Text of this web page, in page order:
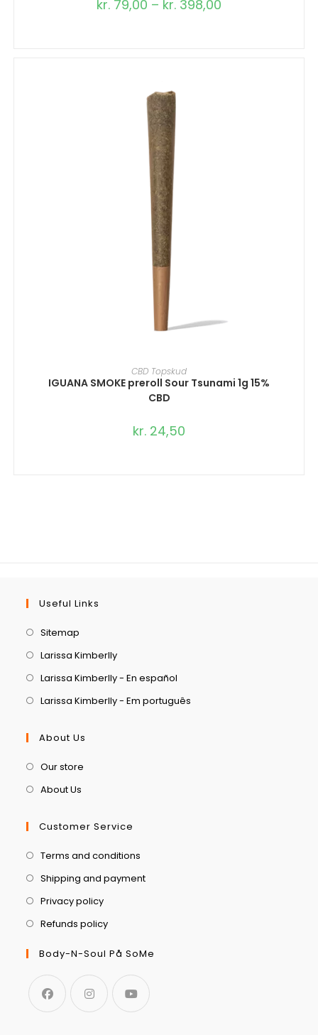
kr. 79,00 – kr. 398,00
TILFØJ TIL KURV
CBD Topskud
IGUANA SMOKE preroll Sour Tsunami 1g 15%
CBD
kr. 24,50
Useful Links
Sitemap
Larissa Kimberlly
Larissa Kimberlly - En español
Larissa Kimberlly - Em português
About Us
Our store
About Us
Customer Service
Terms and conditions
Shipping and payment
Privacy policy
Refunds policy
Body-N-Soul På SoMe